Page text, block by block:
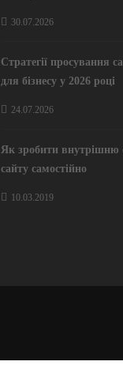
30.07.2026
Стратегії просування
для бізнесу у 2026 році
24.07.2026
Як зробити внутрішню
сайту самостійно
10.03.2019